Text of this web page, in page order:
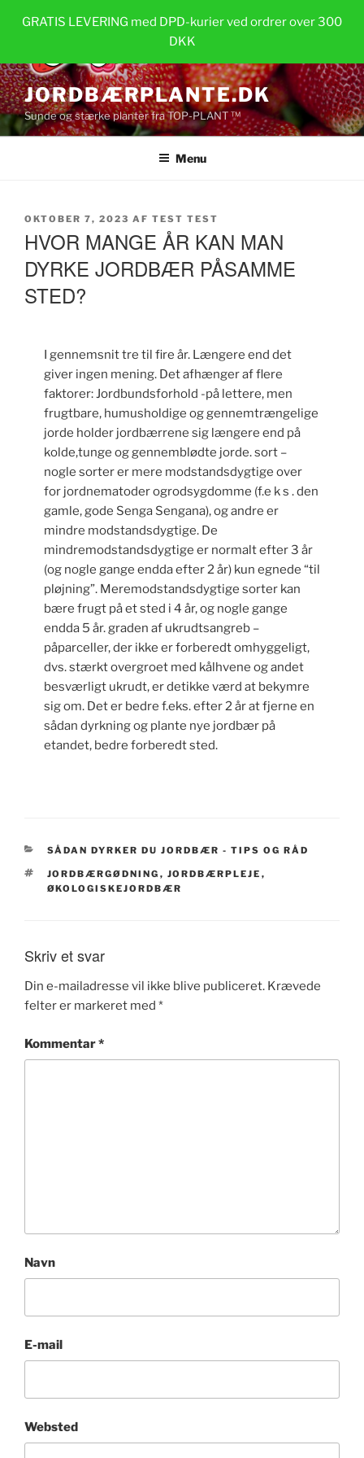
GRATIS LEVERING med DPD-kurier ved ordrer over 300
DKK
JORDBÆRPLANTE.DK
Sunde og stærke planter fra TOP-PLANT ™
Menu
UDGIVET
OKTOBER 7, 2023 AF TEST TEST
HVOR MANGE ÅR KAN MAN
DYRKE JORDBÆR PÅSAMME
STED?
I gennemsnit tre til fire år. Længere end det
giver ingen mening. Det afhænger af flere
faktorer: Jordbundsforhold -på lettere, men
frugtbare, humusholdige og gennemtrængelige
jorde holder jordbærrene sig længere end på
kolde,tunge og gennemblødte jorde. sort –
nogle sorter er mere modstandsdygtige over
for jordnematoder ogrodsygdomme (f.e k s . den
gamle, gode Senga Sengana), og andre er
mindre modstandsdygtige. De
mindremodstandsdygtige er normalt efter 3 år
(og nogle gange endda efter 2 år) kun egnede “til
pløjning”. Meremodstandsdygtige sorter kan
bære frugt på et sted i 4 år, og nogle gange
endda 5 år. graden af ukrudtsangreb –
påparceller, der ikke er forberedt omhyggeligt,
dvs. stærkt overgroet med kålhvene og andet
besværligt ukrudt, er detikke værd at bekymre
sig om. Det er bedre f.eks. efter 2 år at fjerne en
sådan dyrkning og plante nye jordbær på
etandet, bedre forberedt sted.
KATEGORIER
SÅDAN DYRKER DU JORDBÆR - TIPS OG RÅD
TAGS
JORDBÆRGØDNING , JORDBÆRPLEJE ,
ØKOLOGISKEJORDBÆR
Skriv et svar
Din e-mailadresse vil ikke blive publiceret. Krævede
felter er markeret med *
Kommentar*
Navn
E-mail
Websted